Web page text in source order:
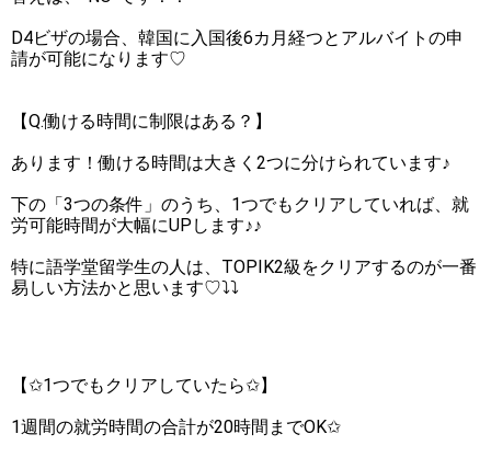
D4ビザの場合、韓国に入国後6カ月経つとアルバイトの申
請が可能になります♡
【Q.働ける時間に制限はある？】
あります！働ける時間は大きく2つに分けられています♪
下の「3つの条件」のうち、1つでもクリアしていれば、就
労可能時間が大幅にUPします♪♪
特に語学堂留学生の人は、TOPIK2級をクリアするのが一番
易しい方法かと思います♡⤵⤵
【✩1つでもクリアしていたら✩】
1週間の就労時間の合計が20時間までOK✩